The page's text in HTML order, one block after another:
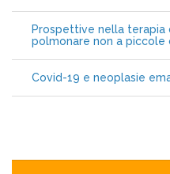
Prospettive nella terapia
polmonare non a
Covid-19 e neoplasie